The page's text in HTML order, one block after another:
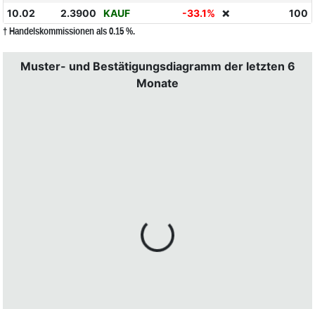
10.02
2.3900 KAUF -33.1% ❌ 100
† Handelskommissionen als 0.15 %.
Muster- und Bestätigungsdiagramm der letzten 6
Monate